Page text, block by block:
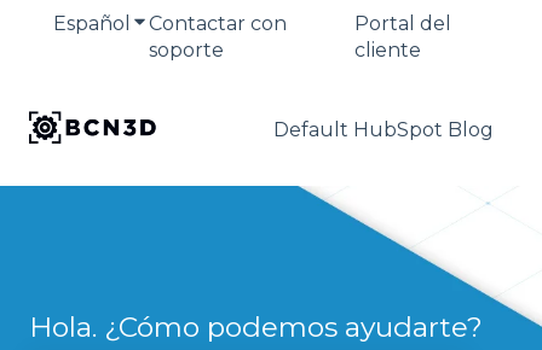
Español Traducciones de Mostrar submenú de
Contactar con
soporte
Portal del
cliente
Default HubSpot Blog
Hola. ¿Cómo podemos ayudarte?